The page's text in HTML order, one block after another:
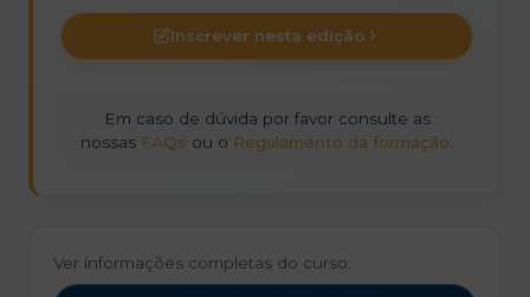
Inscrever nesta edição
Em caso de dúvida por favor consulte as
nossas FAQs ou o Regulamento da formação
Ver informações completas do curso: